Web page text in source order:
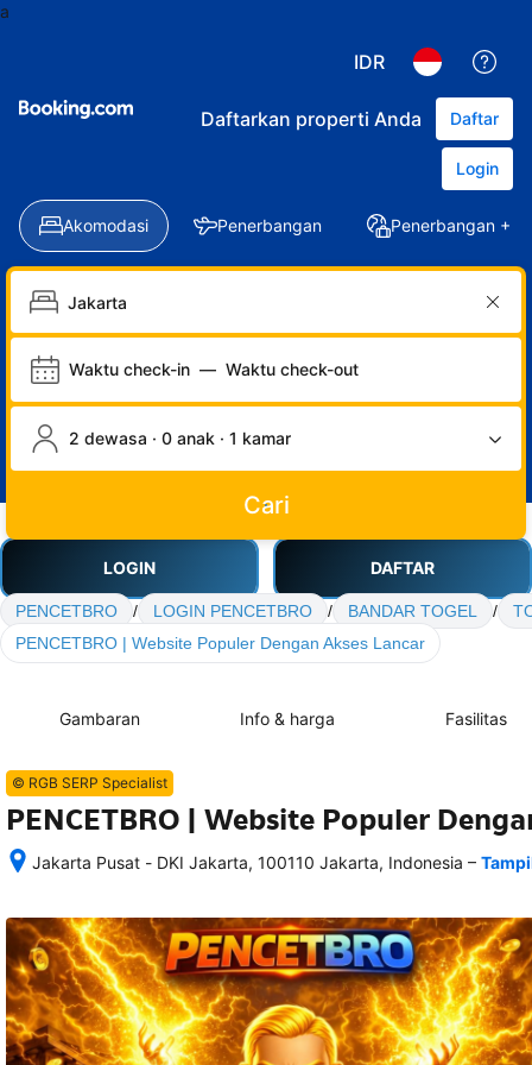
a
IDR
Daftarkan properti Anda Daftar
Login
Akomodasi Penerbangan Penerbangan +
Waktu check-in — Waktu check-out
2 dewasa · 0 anak · 1 kamar
Cari
LOGIN DAFTAR
PENCETBRO / LOGIN PENCETBRO / BANDAR TOGEL /
PENCETBRO | Website Populer Dengan Akses Lancar
Gambaran Info & harga Fasilitas
© RGB SERP Specialist
PENCETBRO | Website Populer
Jakarta Pusat - DKI Jakarta, 100110 Jakarta, Indonesia
semua
rincian
akomodasi
termasuk
nomor
telepon
–